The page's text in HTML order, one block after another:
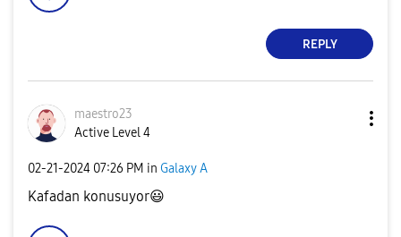
REPLY
maestro23
Active Level 4
‎02-21-2024 07:26 PM in Galaxy A
Kafadan konusuyor😃